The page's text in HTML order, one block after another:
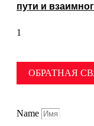
пути и
ОБРАТНАЯ
Name